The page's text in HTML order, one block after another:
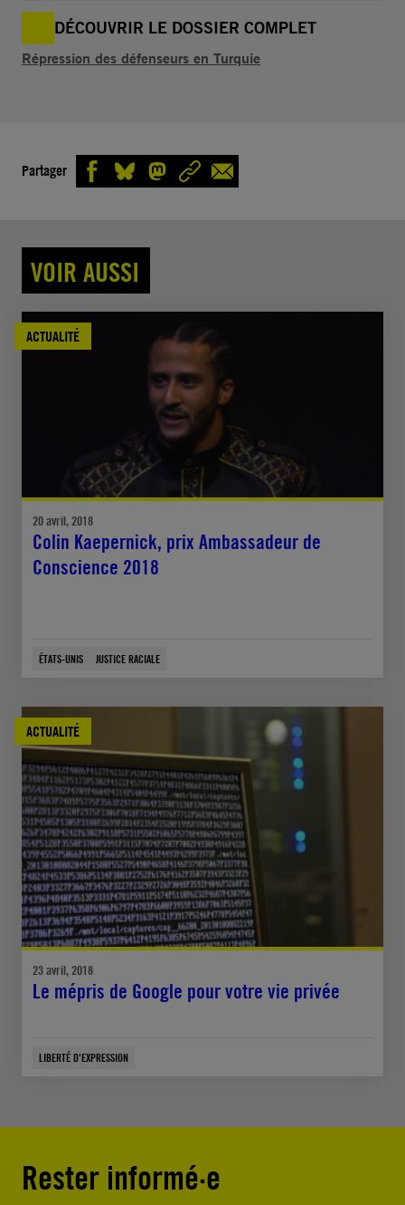
DÉCOUVRIR LE DOSSIER COMPLET
Répression des défenseurs en Turquie
Partager
VOIR AUSSI
ACTUALITÉ
20 avril, 2018
Colin Kaepernick, prix Ambassadeur de
Conscience 2018
ÉTATS-UNIS JUSTICE RACIALE
ACTUALITÉ
23 avril, 2018
Le mépris de Google pour votre vie privée
LIBERTÉ D'EXPRESSION
Rester informé·e